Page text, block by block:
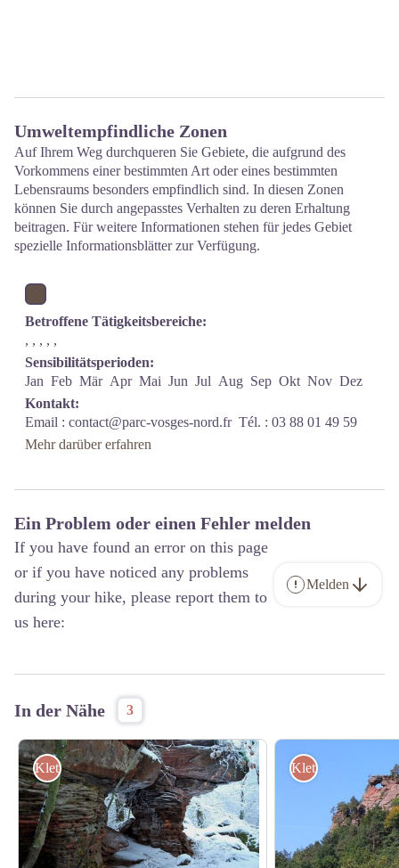
Umweltempfindliche Zonen
Auf Ihrem Weg durchqueren Sie Gebiete, die aufgrund des
Vorkommens einer bestimmten Art oder eines bestimmten
Lebensraums besonders empfindlich sind. In diesen Zonen
können Sie durch angepasstes Verhalten zu deren Erhaltung
beitragen. Für weitere Informationen stehen für jedes Gebiet
spezielle Informationsblätter zur Verfügung.
Betroffene Tätigkeitsbereiche:
, , , , ,
Sensibilitätsperioden:
Jan Feb Mär Apr Mai Jun Jul Aug Sep Okt Nov Dez
Kontakt:
Email : contact@parc-vosges-nord.frTél. : 03 88 01 49 59
Mehr darüber erfahren
Ein Problem oder einen Fehler melden
If you have found an error on this page
or if you have noticed any problems
during your hike, please report them to
us here:
Melden
In der Nähe 3
Klettern Klettern